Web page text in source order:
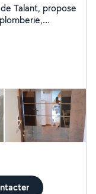
et suspendu,
d'eau et
de système de
ou remplacement
fioul ou bois.
Devis gratuit
Vous
journée.